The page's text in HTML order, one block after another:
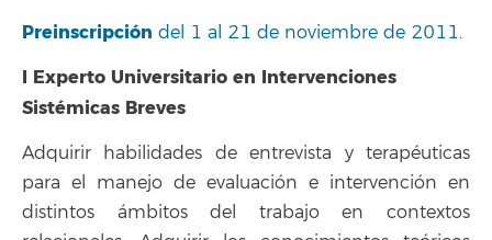
Preinscripción del 1 al 21 de noviembre de 2011.
I Experto Universitario en Intervenciones
Sistémicas Breves
Adquirir habilidades de entrevista y terapéuticas
para el manejo de evaluación e intervención en
distintos ámbitos del trabajo en contextos